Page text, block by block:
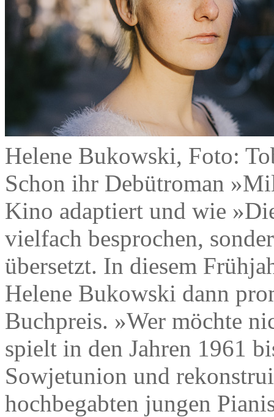
Helene Bukowski, Foto:
Schon ihr Debütroman
Kino adaptiert und wie
vielfach besprochen,
übersetzt. In diesem
Helene Bukowski dann
Buchpreis. »Wer möchte
spielt in den Jahren 1961
Sowjetunion und
hochbegabten jungen